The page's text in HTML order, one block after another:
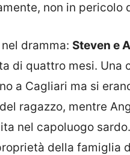
non in pericolo
dramma: Steven e
di quattro mesi. Una
a Cagliari ma si
ragazzo, mentre
nel capoluogo
della famiglia